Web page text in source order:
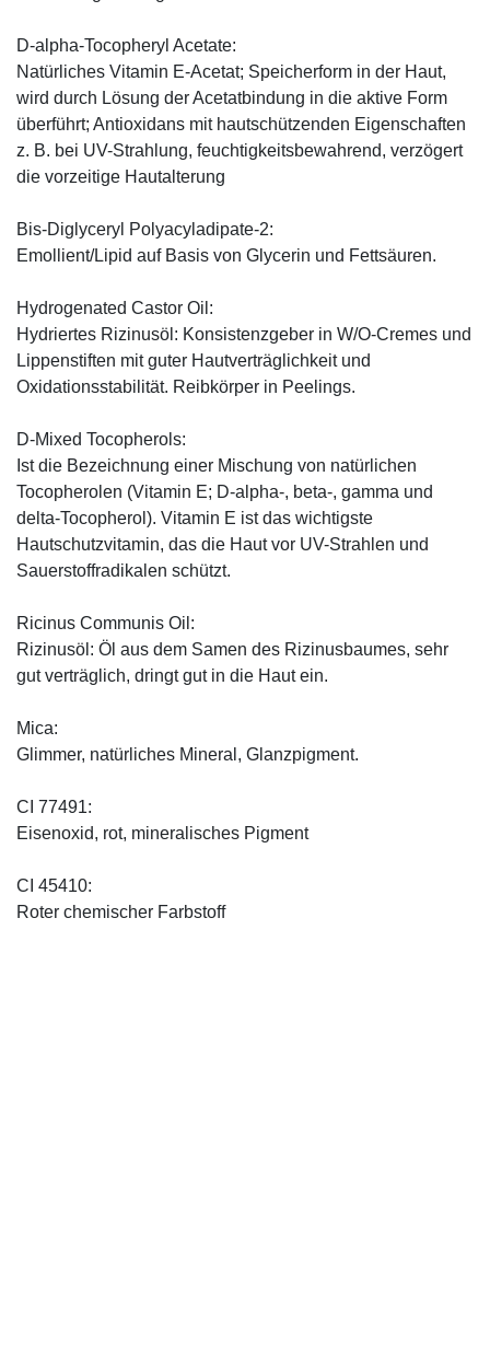
D-alpha-Tocopheryl Acetate:
Natürliches Vitamin E-Acetat; Speicherform in der Haut,
wird durch Lösung der Acetatbindung in die aktive Form
überführt; Antioxidans mit hautschützenden Eigenschaften
z. B. bei UV-Strahlung, feuchtigkeitsbewahrend, verzögert
die vorzeitige Hautalterung
Bis-Diglyceryl Polyacyladipate-2:
Emollient/Lipid auf Basis von Glycerin und Fettsäuren.
Hydrogenated Castor Oil:
Hydriertes Rizinusöl: Konsistenzgeber in W/O-Cremes und
Lippenstiften mit guter Hautverträglichkeit und
Oxidationsstabilität. Reibkörper in Peelings.
D-Mixed Tocopherols:
Ist die Bezeichnung einer Mischung von natürlichen
Tocopherolen (Vitamin E; D-alpha-, beta-, gamma und
delta-Tocopherol). Vitamin E ist das wichtigste
Hautschutzvitamin, das die Haut vor UV-Strahlen und
Sauerstoffradikalen schützt.
Ricinus Communis Oil:
Rizinusöl: Öl aus dem Samen des Rizinusbaumes, sehr
gut verträglich, dringt gut in die Haut ein.
Mica:
Glimmer, natürliches Mineral, Glanzpigment.
CI 77491:
Eisenoxid, rot, mineralisches Pigment
CI 45410:
Roter chemischer Farbstoff